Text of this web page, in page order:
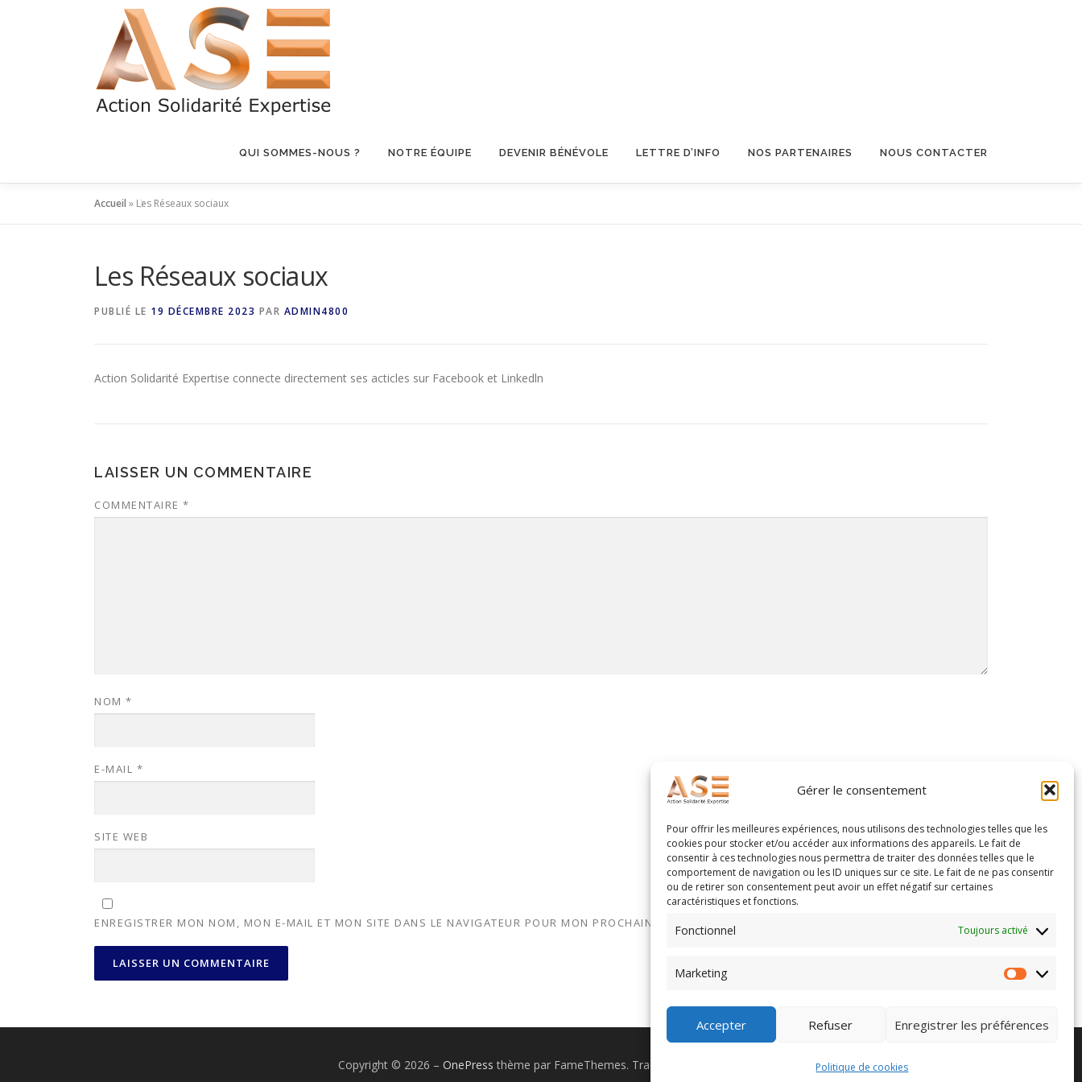
Gérer le consentement
Pour offrir les meilleures expériences, nous utilisons des technologies telles que les
cookies pour stocker et/ou accéder aux informations des appareils. Le fait de
consentir à ces technologies nous permettra de traiter des données telles que le
comportement de navigation ou les ID uniques sur ce site. Le fait de ne pas consentir
ou de retirer son consentement peut avoir un effet négatif sur certaines
caractéristiques et fonctions.
Fonctionnel Toujours activé
Marketing
Marketing
Accepter Refuser Enregistrer les préférences
Politique de cookies
QUI SOMMES-NOUS ? NOTRE ÉQUIPE DEVENIR BÉNÉVOLE LETTRE D’INFO NOS PARTENAIRES NOUS CONTACTER
Accueil » Les Réseaux sociaux
Les Réseaux sociaux
PUBLIÉ LE 19 DÉCEMBRE 2023 PAR ADMIN4800
Action Solidarité Expertise connecte directement ses acticles sur Facebook et Linkedln
LAISSER UN COMMENTAIRE
COMMENTAIRE *
NOM *
E-MAIL *
SITE WEB
ENREGISTRER MON NOM, MON E-MAIL ET MON SITE DANS LE NAVIGATEUR POUR MON PROCHAIN COMMENTAIRE.
Copyright © 2026 – OnePress thème par FameThemes. Traduit par Wp Trads.